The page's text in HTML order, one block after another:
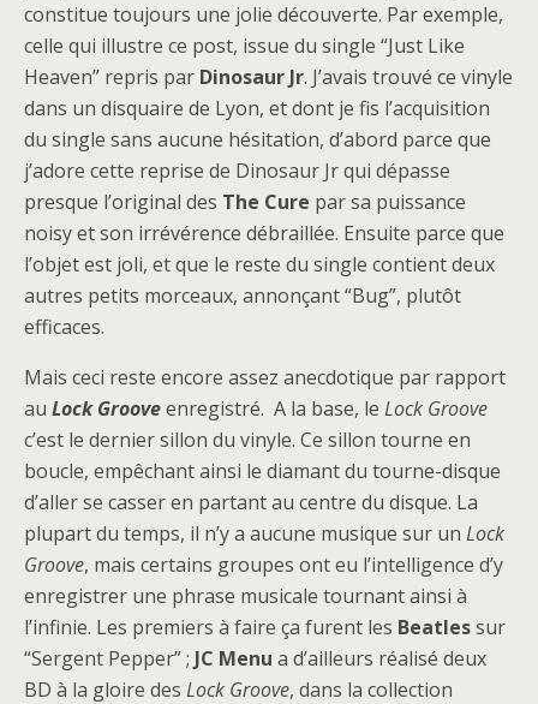
constitue toujours une jolie découverte. Par exemple,
celle qui illustre ce post, issue du single “Just Like
Heaven” repris par Dinosaur Jr. J’avais trouvé ce vinyle
dans un disquaire de Lyon, et dont je fis l’acquisition
du single sans aucune hésitation, d’abord parce que
j’adore cette reprise de Dinosaur Jr qui dépasse
presque l’original des The Cure par sa puissance
noisy et son irrévérence débraillée. Ensuite parce que
l’objet est joli, et que le reste du single contient deux
autres petits morceaux, annonçant “Bug”, plutôt
efficaces.
Mais ceci reste encore assez anecdotique par rapport
au Lock Grooveenregistré. A la base, le Lock Groove
c’est le dernier sillon du vinyle. Ce sillon tourne en
boucle, empêchant ainsi le diamant du tourne-disque
d’aller se casser en partant au centre du disque. La
plupart du temps, il n’y a aucune musique sur un Lock
Groove, mais certains groupes ont eu l’intelligence d’y
enregistrer une phrase musicale tournant ainsi à
l’infinie. Les premiers à faire ça furent les Beatlessur
“Sergent Pepper” ; JC Menu a d’ailleurs réalisé deux
BD à la gloire des Lock Groove, dans la collection